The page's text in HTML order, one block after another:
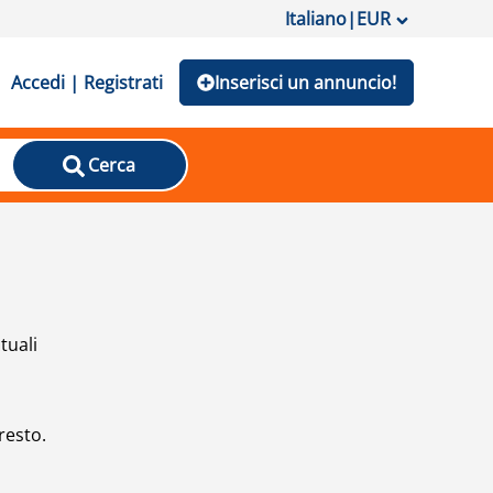
Italiano|EUR
Accedi | Registrati Inserisci un annuncio!
Cerca